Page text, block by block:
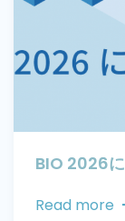
BIO 2026
Read more